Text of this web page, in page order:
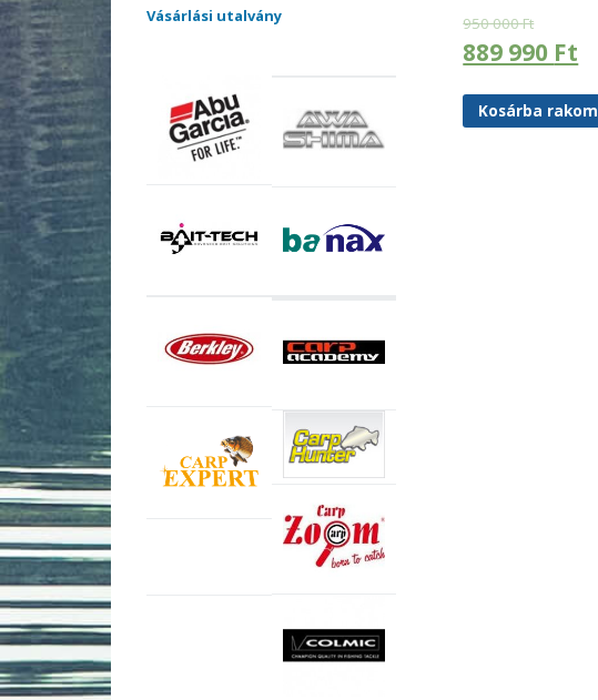
Vásárlási utalvány 950 000Ft
889 990 Ft
Kosárba rakom